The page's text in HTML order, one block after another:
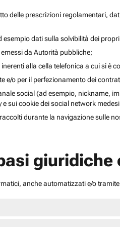
delle prescrizioni regolamentari,
dati sulla solvibilità dei
da Autorità pubbliche;
alla cella telefonica a cui si è
e/o per il perfezionamento dei
social (ad esempio, nickname,
sui cookie dei social network
durante la navigazione sulle
giuridiche
anche automatizzati e/o